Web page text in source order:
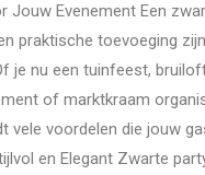
Jouw Evenement Een
praktische toevoeging
je nu een tuinfeest,
of marktkraam
vele voordelen die jouw
en Elegant Zwarte